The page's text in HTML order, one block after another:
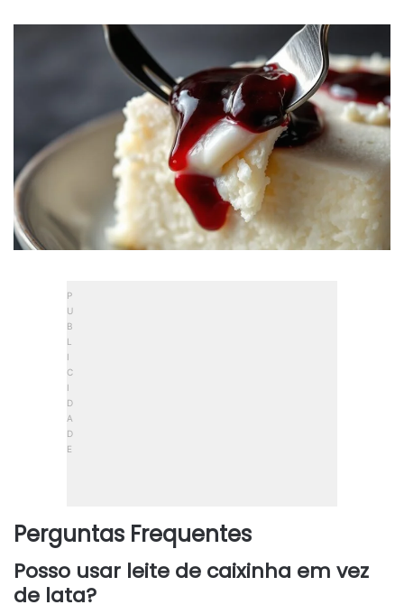
Perguntas Frequentes
Posso usar leite de caixinha em vez
de lata?